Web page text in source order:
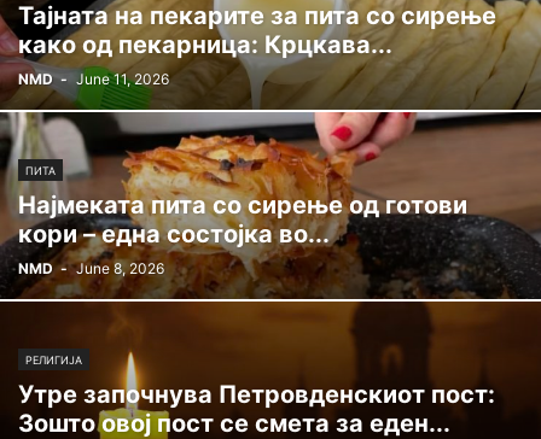
Тајната на пекарите за пита со сирење
како од пекарница: Крцкава...
NMD - June 11, 2026
ПИТА
Најмеката пита со сирење од готови
кори – една состојка во...
NMD - June 8, 2026
РЕЛИГИЈА
Утре започнува Петровденскиот пост:
Зошто овој пост се смета за еден...